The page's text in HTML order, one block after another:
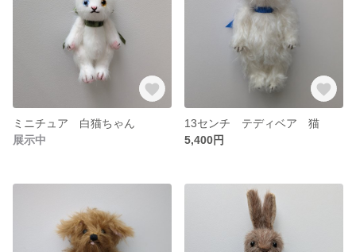
ミニチュア 白猫ちゃん
展示中
13センチ テディベア 猫
5,400円